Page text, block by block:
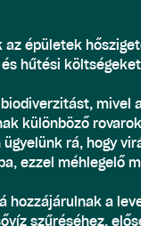
épületek
hűtési
mivel
különböző
rá, hogy
ezzel méhlegelő
hozzájárulnak a
szűréséhez,